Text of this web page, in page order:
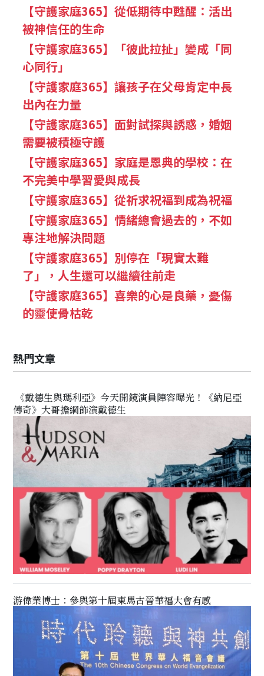
【守護家庭365】從低期待中甦醒：活出
被神信任的生命
【守護家庭365】「彼此拉扯」變成「同
心同行」
【守護家庭365】讓孩子在父母肯定中長
出內在力量
【守護家庭365】面對試探與誘惑，婚姻
需要被積極守護
【守護家庭365】家庭是恩典的學校：在
不完美中學習愛與成長
【守護家庭365】從祈求祝福到成為祝福
【守護家庭365】情緒總會過去的，不如
專注地解決問題
【守護家庭365】別停在「現實太難
了」，人生還可以繼續往前走
【守護家庭365】喜樂的心是良藥，憂傷
的靈使骨枯乾
熱門文章
《戴德生與瑪利亞》今天開鏡演員陣容曝光！《納尼亞
傳奇》大哥擔綱飾演戴德生
游偉業博士：參與第十屆東馬古晉華福大會有感